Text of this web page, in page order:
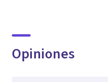
Opiniones